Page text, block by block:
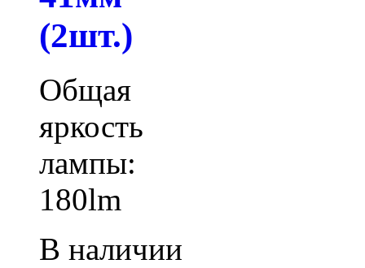
(2шт.)
Общая
яркость
лампы:
180lm
В наличии